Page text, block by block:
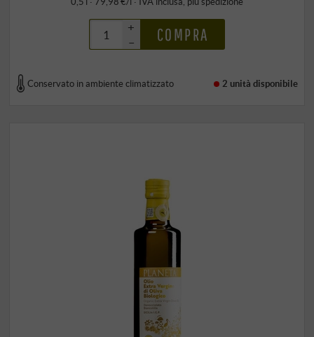
+
–
COMPRA
Conservato in ambiente climatizzato 2 unità disponibile